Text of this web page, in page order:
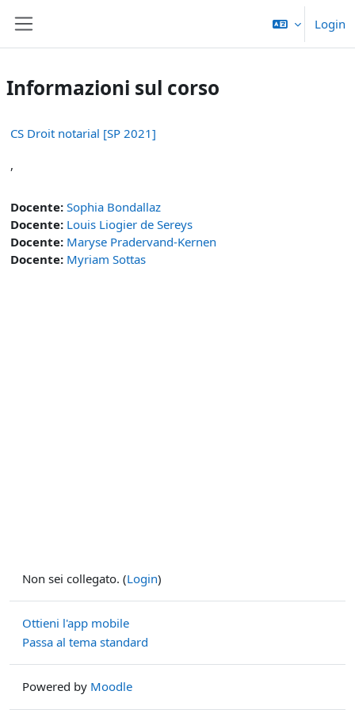
Login
Informazioni sul corso
CS Droit notarial [SP 2021]
,
Docente: Sophia Bondallaz
Docente: Louis Liogier de Sereys
Docente: Maryse Pradervand-Kernen
Docente: Myriam Sottas
Non sei collegato. (Login)
Ottieni l'app mobile
Passa al tema standard
Powered by Moodle